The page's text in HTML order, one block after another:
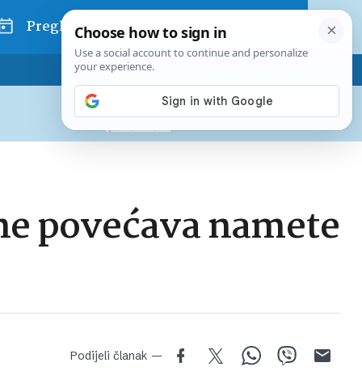
Pregled dana
Pretplatite se na Poslovni
Već od10 EURmjesečno
povećava namete
Podijeli članak —